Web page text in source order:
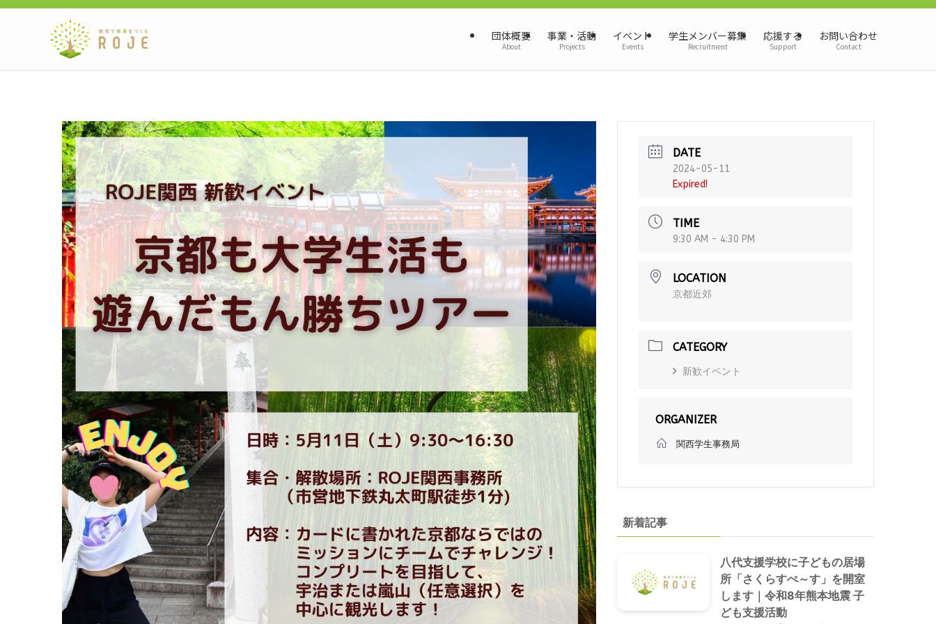
団体概要
About
事業・活動
Projects
イベント
Events
学生メンバー募集
Recruitment
応援する
Support
お問い合わせ
Contact
DATE
2024-05-11
Expired!
TIME
9:30 AM - 4:30 PM
LOCATION
京都近郊
CATEGORY
新歓イベント
ORGANIZER
関西学生事務局
新着記事
八代支援学校に子どもの居場
所「さくらすぺ～す」を開室
します｜令和8年熊本地震 子
ども支援活動